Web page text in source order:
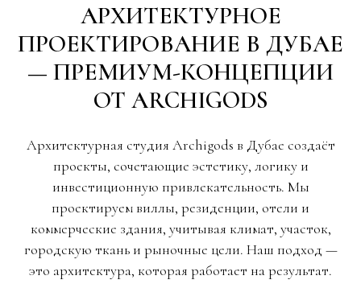
АРХИТЕКТУРНОЕ
ПРОЕКТИРОВАНИЕ В ДУБАЕ
— ПРЕМИУМ-КОНЦЕПЦИИ
ОТ ARCHIGODS
Архитектурная студия Archigods в Дубае создаёт
проекты, сочетающие эстетику, логику и
инвестиционную привлекательность. Мы
проектируем виллы, резиденции, отели и
коммерческие здания, учитывая климат, участок,
городскую ткань и рыночные цели. Наш подход —
это архитектура, которая работает на результат.